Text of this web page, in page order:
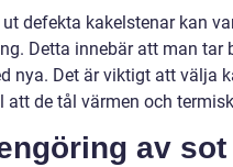
defekta kakelstenar kan
Detta innebär att man tar
nya. Det är viktigt att välja
att de tål värmen och
av